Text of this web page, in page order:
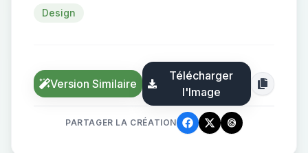
Design
Version Similaire
Télécharger
l'Image
PARTAGER LA CRÉATION